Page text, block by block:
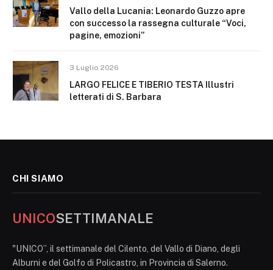
Vallo della Lucania: Leonardo Guzzo apre
con successo la rassegna culturale “Voci,
pagine, emozioni”
3 Luglio 2026
LARGO FELICE E TIBERIO TESTA Illustri
letterati di S. Barbara
CHI SIAMO
UNICOSETTIMANALE
"UNICO”, il settimanale del Cilento, del Vallo di Diano, degli
Alburni e del Golfo di Policastro, in Provincia di Salerno.